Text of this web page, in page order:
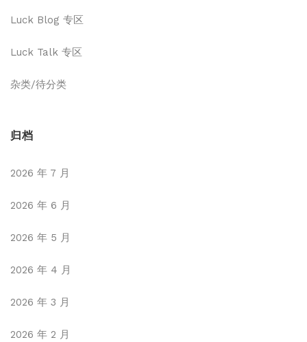
Luck Blog 专区
Luck Talk 专区
杂类/待分类
归档
2026 年 7 月
2026 年 6 月
2026 年 5 月
2026 年 4 月
2026 年 3 月
2026 年 2 月